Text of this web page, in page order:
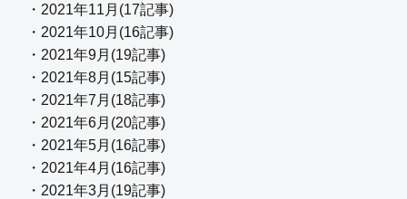
・2021年11月(17記事)
・2021年10月(16記事)
・2021年9月(19記事)
・2021年8月(15記事)
・2021年7月(18記事)
・2021年6月(20記事)
・2021年5月(16記事)
・2021年4月(16記事)
・2021年3月(19記事)